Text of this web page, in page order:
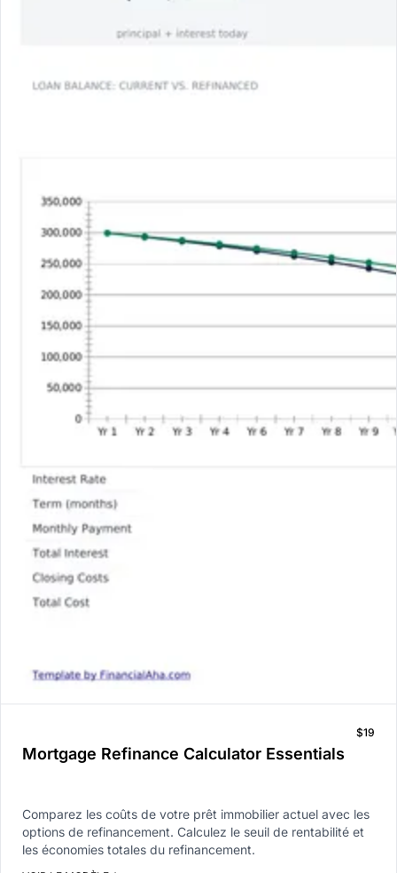
Mortgage Refinance Calculator Essentials
$19
Comparez les coûts de votre prêt immobilier actuel avec les
options de refinancement. Calculez le seuil de rentabilité et
les économies totales du refinancement.